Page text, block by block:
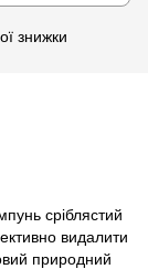
знижки
сріблястий
видалити
природний